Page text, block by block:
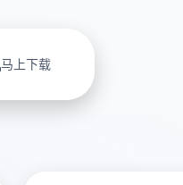
马上下载